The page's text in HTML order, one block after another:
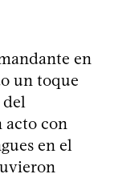
en
un toque
del
acto con
en el